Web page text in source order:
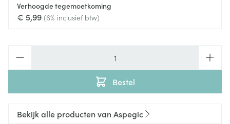
Verhoogde tegemoetkoming
€ 5,99 (6% inclusief btw)
Bestel
Bekijk alle producten van Aspegic